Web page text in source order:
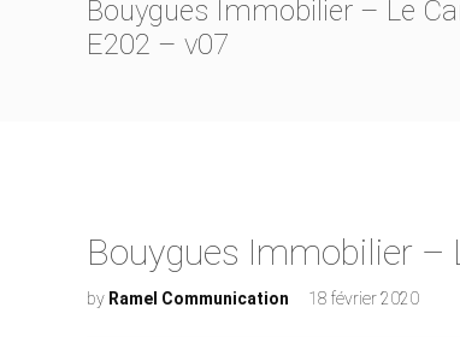
Bouygues Immobilier – Le
E202 – v07
Bouygues Immobilier –
by Ramel Communication 18 février 2020